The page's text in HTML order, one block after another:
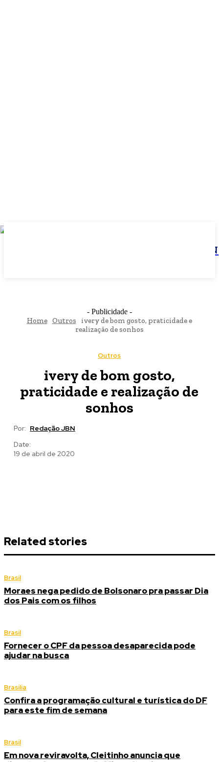
JBN
- Publicidade -
Home Outros
ivery de bom gosto, praticidade e
realização de sonhos
Outros
ivery de bom gosto,
praticidade e realização de
sonhos
Por: Redação JBN
Date:
19 de abril de 2020
Related stories
Brasil
Moraes nega pedido de Bolsonaro pra passar Dia
dos Pais com os filhos
Brasil
Fornecer o CPF da pessoa desaparecida pode
ajudar na busca
Brasília
Confira a programação cultural e turística do DF
para este fim de semana
Brasil
Em nova reviravolta, Cleitinho anuncia que